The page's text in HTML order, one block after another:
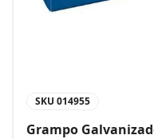
SKU 014955
Grampo